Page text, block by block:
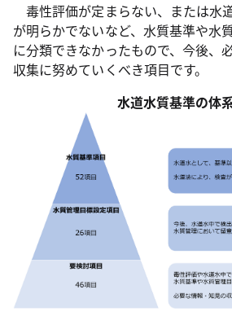
毒性評価が定まらない、または水
が明らかでないなど、水質基準や水
に分類できなかったもので、今後、
収集に努めていくべき項目です。
水道水質基準の体